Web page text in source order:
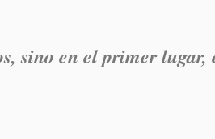
sino en el primer lugar,